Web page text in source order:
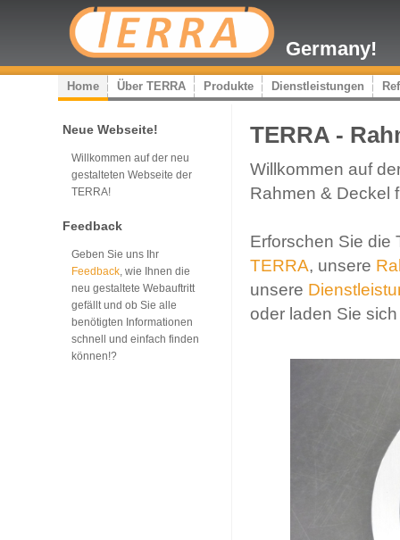
Germany!
Home Über TERRA Produkte Dienstleistungen
Neue Webseite!
Willkommen auf der neu
gestalteten Webseite der
TERRA!
Feedback
Geben Sie uns Ihr
Feedback, wie Ihnen die
neu gestaltete Webauftritt
gefällt und ob Sie alle
benötigten Informationen
schnell und einfach finden
können!?
TERRA -
Willkommen auf
Rahmen & Deckel
Erforschen Sie die
TERRA, unsere
unsere
oder laden Sie